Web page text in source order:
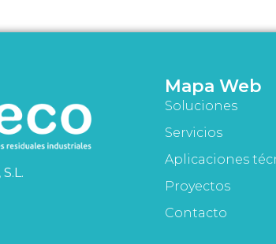
Mapa Web
Soluciones
Servicios
Aplicaciones
Proyectos
Contacto